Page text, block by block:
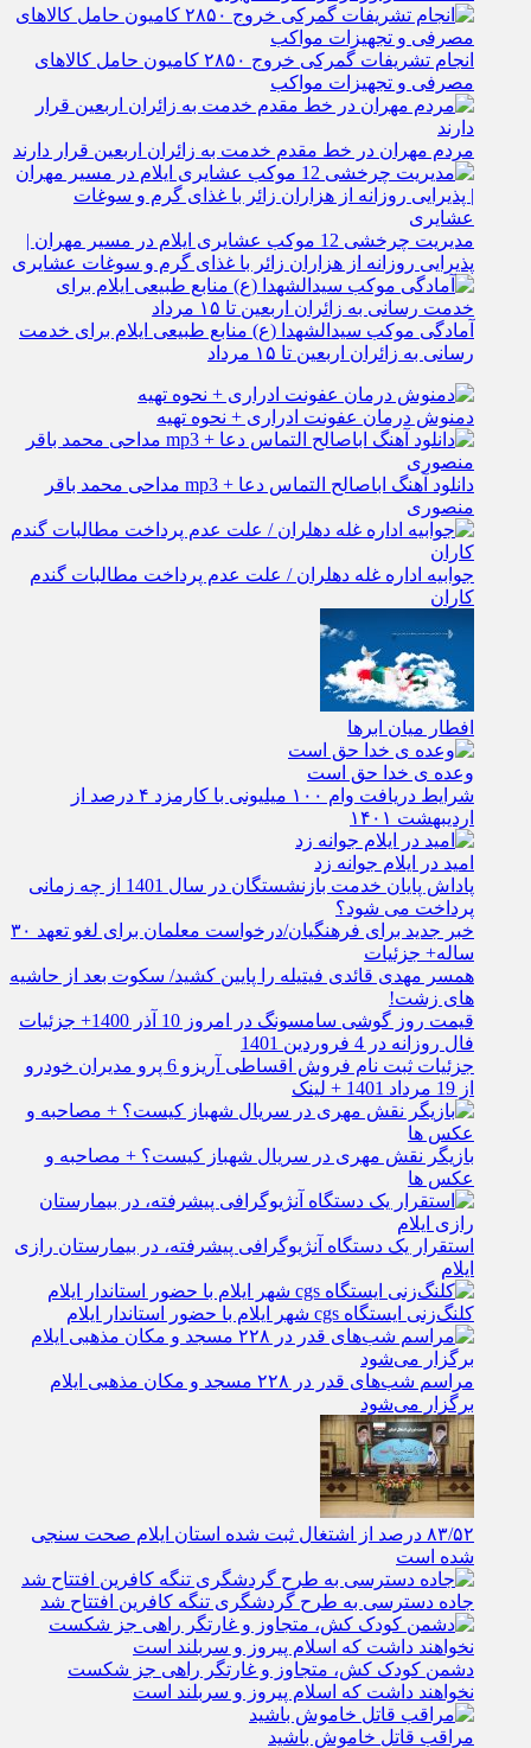
انجام تشریفات گمرکی خروج ۲۸۵۰ کامیون حامل کالاهای
مصرفی و تجهیزات مواکب
مردم مهران در خط مقدم خدمت به زائران اربعین قرار دارند
مدیریت چرخشی 12 موکب‌ عشایری ایلام در مسیر مهران |
پذیرایی روزانه از هزاران زائر با غذای گرم و سوغات عشایری
آمادگی موکب سیدالشهدا (ع) منابع طبیعی ایلام برای خدمت‌
رسانی به زائران اربعین تا ۱۵ مرداد
دمنوش درمان عفونت ادراری + نحوه تهیه
دانلود آهنگ اباصالح التماس دعا + mp3 مداحی محمد باقر
منصوری
جوابیه اداره غله دهلران / علت عدم پرداخت مطالبات گندم
کاران
افطار میان ابرها
وعده ی خدا حق است
شرایط دریافت وام ۱۰۰ میلیونی با کارمزد ۴ درصد از
اردیبهشت ۱۴۰۱
امید در ایلام جوانه زد
پاداش پایان خدمت بازنشستگان در سال 1401 از چه زمانی
پرداخت می شود؟
خبر جدید برای فرهنگیان/درخواست معلمان برای لغو تعهد ۳۰
ساله+ جزئیات
همسر مهدی قائدی فیتیله را پایین کشید/ سکوت بعد از حاشیه
های زشت!
قیمت روز گوشی سامسونگ در امروز 10 آذر 1400+ جزئیات
فال روزانه در 4 فروردین 1401
جزئیات ثبت نام فروش اقساطی آریزو 6 پرو مدیران خودرو
از 19 مرداد 1401 + لینک
بازیگر نقش مهری در سریال شهباز کیست؟ + مصاحبه و
عکس ها
استقرار یک دستگاه آنژیوگرافی پیشرفته، در بیمارستان رازی
ایلام
کلنگ‌زنی ایستگاه cgs شهر ایلام با حضور استاندار ایلام
مراسم شب‌های قدر در ۲۲۸ مسجد و مکان مذهبی ایلام
برگزار می‌شود
۸۳/۵۲ درصد از اشتغال ثبت شده استان ایلام صحت سنجی
شده است
جاده دسترسی به طرح گردشگری تنگه کافرین افتتاح شد
دشمن کودک کش، متجاوز و غارتگر راهی جز شکست
نخواهند داشت که اسلام پیروز و سربلند است
مراقب قاتل خاموش باشید